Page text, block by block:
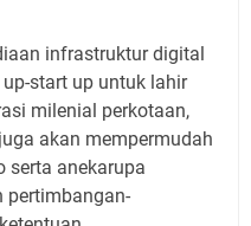
infrastruktur digital
start up untuk lahir
milenial perkotaan,
akan mempermudah
serta anekarupa
pertimbangan-